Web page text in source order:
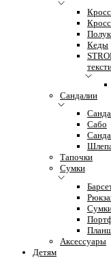
Кеды
Сандалии
Сабо
Тапочки
Сумки
Аксессуары
Детям